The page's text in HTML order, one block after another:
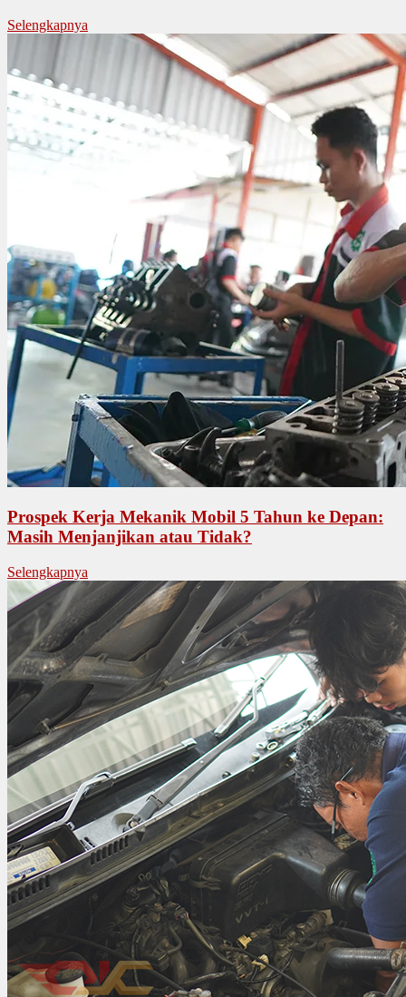
Selengkapnya
Prospek Kerja Mekanik Mobil 5 Tahun ke Depan:
Masih Menjanjikan atau Tidak?
Selengkapnya